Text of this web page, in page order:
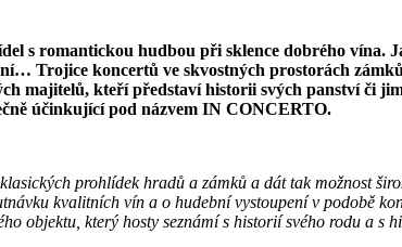
s romantickou hudbou při sklence dobrého
Trojice koncertů ve skvostných prostorách
majitelů, kteří představí historii svých panství či
účinkující pod názvem IN CONCERTO.
klasických prohlídek hradů a zámků a dát tak možnost
kvalitních vín a o hudební vystoupení v podobě
objektu, který hosty seznámí s historií svého rodu a s